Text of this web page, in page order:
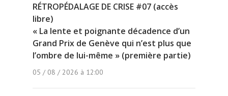
RÉTROPÉDALAGE DE CRISE #07 (accès
libre)
« La lente et poignante décadence d’un
Grand Prix de Genève qui n’est plus que
l’ombre de lui-même » (première partie)
05 / 08 / 2026 à 12:00